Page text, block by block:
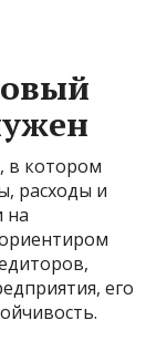
в котором
расходы и
на
его